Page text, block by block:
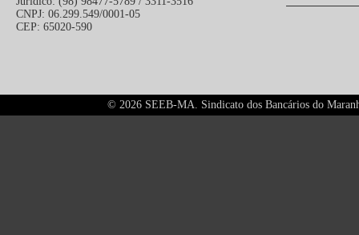
CNPJ: 06.299.549/0001-05
CEP: 65020-590
© 2026 SEEB-MA. Sindicato dos Bancários do